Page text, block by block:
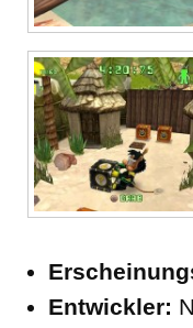
Entwickler: